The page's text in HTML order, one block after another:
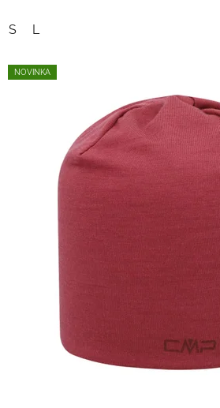
S L
NOVINKA